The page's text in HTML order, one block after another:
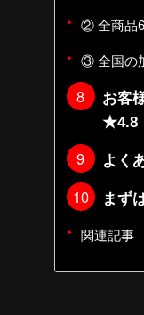
② 全商品
③ 全国の
お客
★4.8
よく
まず
関連記事